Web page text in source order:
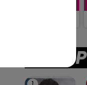
LE TOP